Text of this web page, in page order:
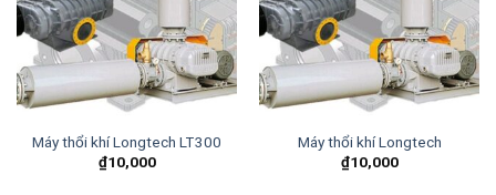
wishlist
Máy thổi khí Longtech LT300
₫10,000
wishlist
Máy thổi khí Longtech
₫10,000